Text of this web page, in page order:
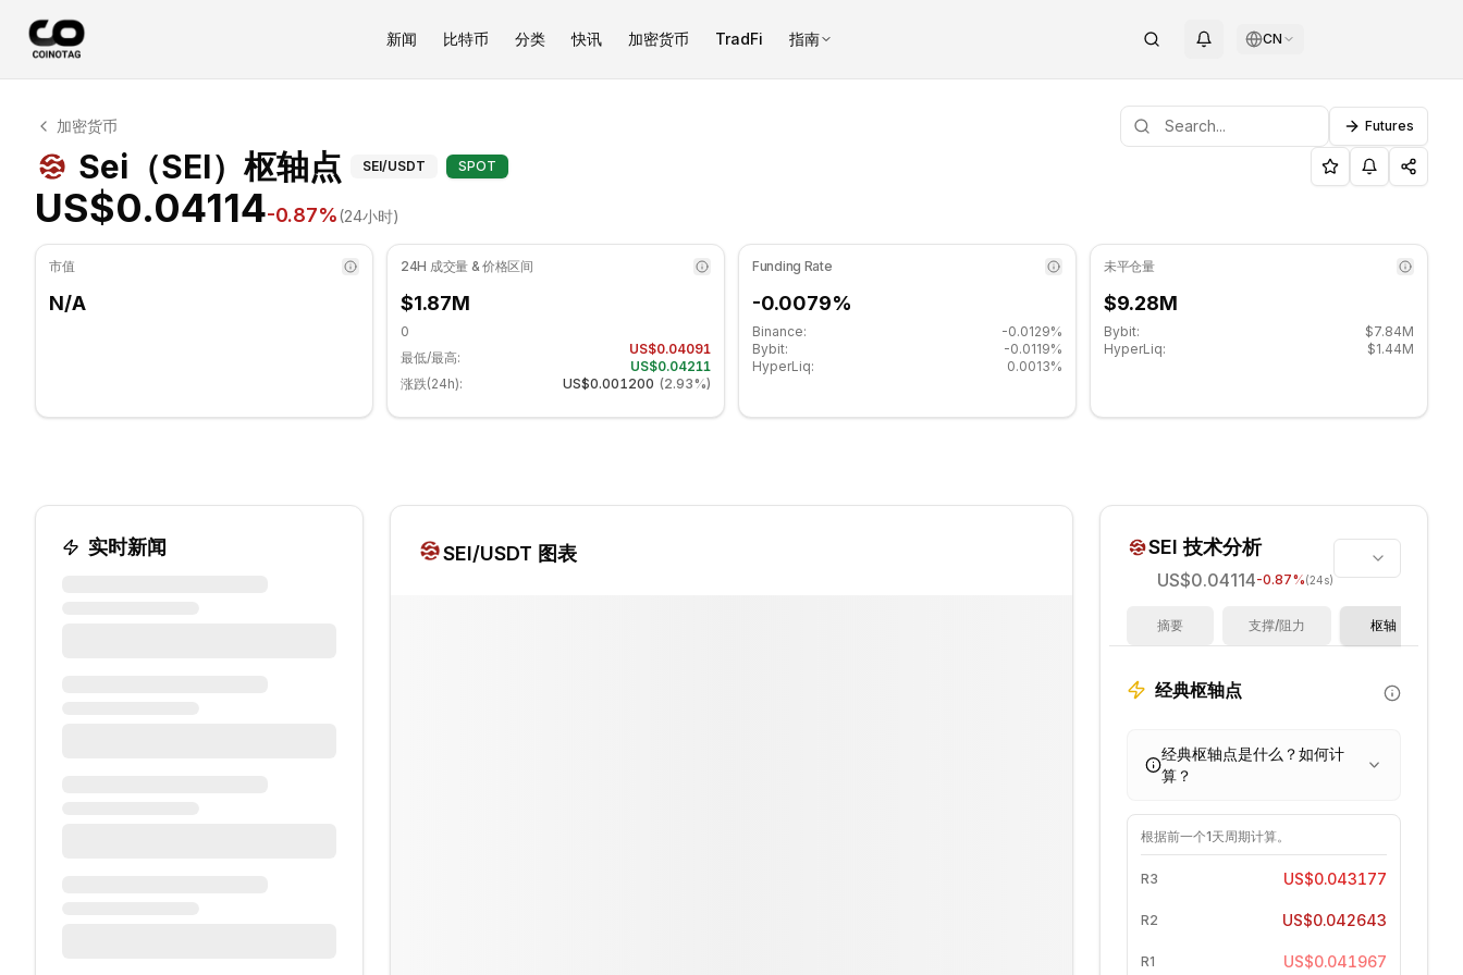
新闻 比特币 分类 快讯 加密货币 TradFi 指南 CN
Sei 技术分析
加密货币 Futures
Sei（SEI）枢轴点 Sei（SEI）枢轴点 - COINOTAG
SEI/USDT SPOT
US$0.04114-0.87%(24小时)
市值
N/A
24H 成交量 & 价格区间
$1.87M
0
最低/最高:
US$0.04091
US$0.04211
涨跌(24h):
US$0.001200 (2.93%)
Funding Rate
-0.0079%
Binance:
-0.0129%
Bybit:
-0.0119%
HyperLiq:
0.0013%
未平仓量
$9.28M
Bybit:
$7.84M
HyperLiq:
$1.44M
实时新闻 SEI/USDT 图表 SEI 技术分析
US$0.04114-0.87%(24s)
摘要 支撑/阻力 枢轴
经典枢轴点
经典枢轴点是什么？如何计
算？
根据前一个1天周期计算。
R3 US$0.043177
R2 US$0.042643
R1 US$0.041967